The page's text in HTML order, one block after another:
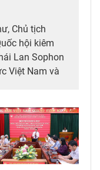
Chủ tịch
hội kiêm
Lan Sophon
Việt Nam và